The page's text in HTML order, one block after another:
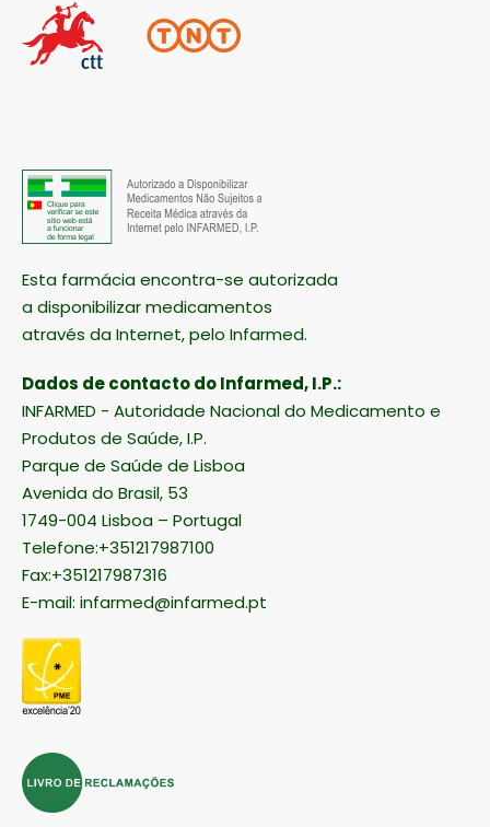
Esta farmácia encontra-se autorizada
a disponibilizar medicamentos
através da Internet, pelo Infarmed.
Dados de contacto do Infarmed, I.P.:
INFARMED - Autoridade Nacional do Medicamento e
Produtos de Saúde, I.P.
Parque de Saúde de Lisboa
Avenida do Brasil, 53
1749-004 Lisboa – Portugal
Telefone:+351217987100
Fax:+351217987316
E-mail: infarmed@infarmed.pt